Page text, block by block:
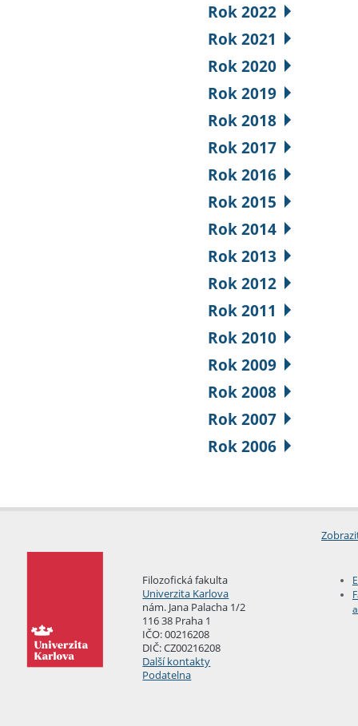
Rok 2022
Rok 2021
Rok 2020
Rok 2019
Rok 2018
Rok 2017
Rok 2016
Rok 2015
Rok 2014
Rok 2013
Rok 2012
Rok 2011
Rok 2010
Rok 2009
Rok 2008
Rok 2007
Rok 2006
Filozofická fakulta
Univerzita Karlova
nám. Jana Palacha 1/2
116 38 Praha 1
IČO: 00216208
DIČ: CZ00216208
Další kontakty
Podatelna